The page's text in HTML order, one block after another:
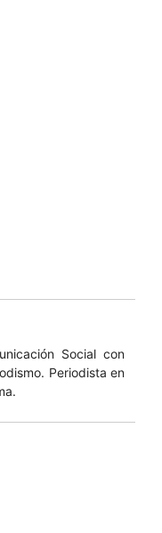
Social con
Periodista en